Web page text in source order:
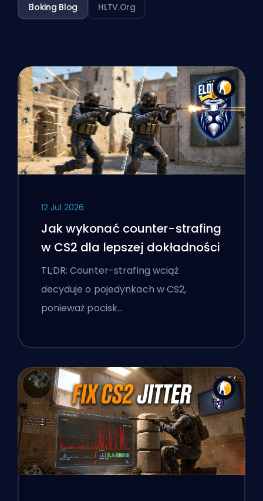
Eloking Blog HLTV.org
12 Jul 2026
Jak wykonać counter-strafing
w CS2 dla lepszej dokładności
TL;DR: Counter-strafing wciąż
decyduje o pojedynkach w CS2,
ponieważ pocisk…